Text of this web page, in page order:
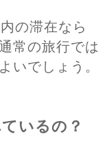
の滞在なら
常の旅行では
いでしょう。
いるの？